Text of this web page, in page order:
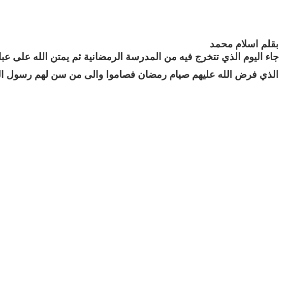
بقلم اسلام محمد
جاء اليوم الذي تتخرج فيه من المدرسة الرمضانية ثم يمتن الله على
الذي فرض الله عليهم صيام رمضان فصاموا والى من سن لهم رسول